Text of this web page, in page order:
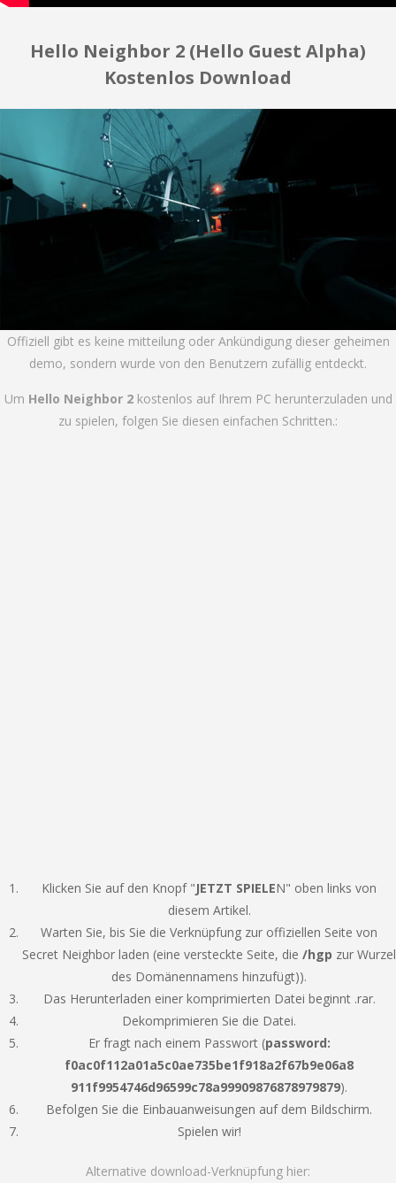
Hello Neighbor 2 (Hello Guest Alpha)
Kostenlos Download
Offiziell gibt es keine mitteilung oder Ankündigung dieser geheimen
demo, sondern wurde von den Benutzern zufällig entdeckt.
Um Hello Neighbor 2kostenlos auf Ihrem PC herunterzuladen und
zu spielen, folgen Sie diesen einfachen Schritten.:
Klicken Sie auf den Knopf "JETZT SPIELEN" oben links von
diesem Artikel.
Warten Sie, bis Sie die Verknüpfung zur offiziellen Seite von
Secret Neighbor laden (eine versteckte Seite, die /hgp zur Wurzel
des Domänennamens hinzufügt)).
Das Herunterladen einer komprimierten Datei beginnt .rar.
Dekomprimieren Sie die Datei.
Er fragt nach einem Passwort (password:
f0ac0f112a01a5c0ae735be1f918a2f67b9e06a8
911f9954746d96599c78a99909876878979879).
Befolgen Sie die Einbauanweisungen auf dem Bildschirm.
Spielen wir!
Alternative download-Verknüpfung hier: